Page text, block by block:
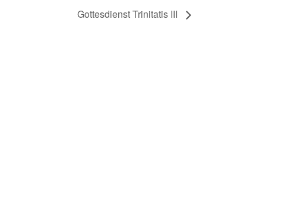
Gottesdienst Trinitatis III